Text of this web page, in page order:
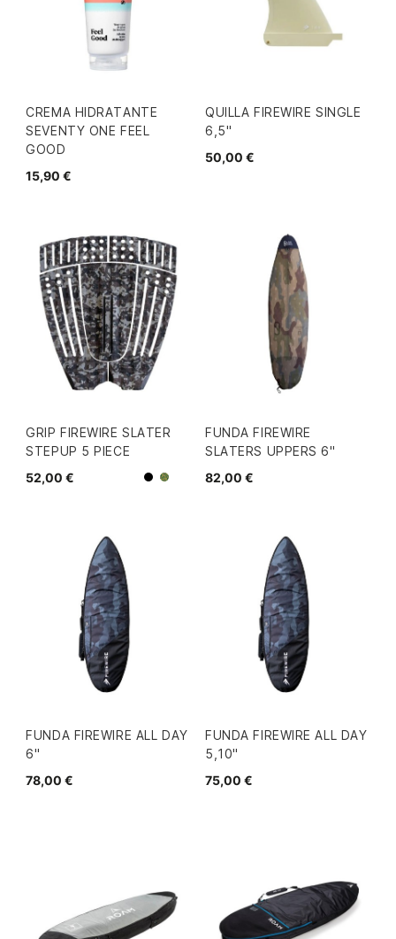
CREMA HIDRATANTE
SEVENTY ONE FEEL
GOOD
15,90 €
QUILLA FIREWIRE SINGLE
6,5"
50,00 €
GRIP FIREWIRE SLATER
STEPUP 5 PIECE
52,00 €
NegroCamo
FUNDA FIREWIRE
SLATERS UPPERS 6"
82,00 €
FUNDA FIREWIRE ALL DAY
6"
78,00 €
FUNDA FIREWIRE ALL DAY
5,10"
75,00 €